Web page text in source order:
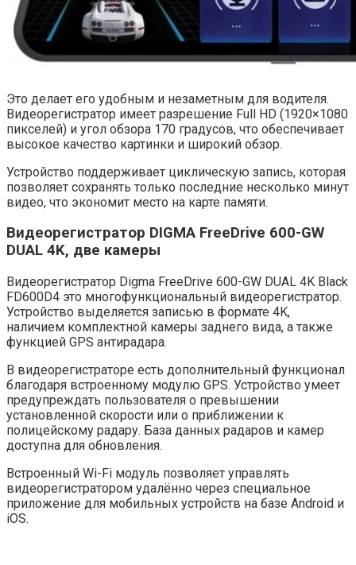
Это делает его удобным и незаметным для водителя.
Видеорегистратор имеет разрешение Full HD (1920×1080
пикселей) и угол обзора 170 градусов, что обеспечивает
высокое качество картинки и широкий обзор.
Устройство поддерживает циклическую запись, которая
позволяет сохранять только последние несколько минут
видео, что экономит место на карте памяти.
Видеорегистратор DIGMA FreeDrive 600-GW
DUAL 4K, две камеры
Видеорегистратор Digma FreeDrive 600-GW DUAL 4K Black
FD600D4 это многофункциональный видеорегистратор.
Устройство выделяется записью в формате 4K,
наличием комплектной камеры заднего вида, а также
функцией GPS антирадара.
В видеорегистраторе есть дополнительный функционал
благодаря встроенному модулю GPS. Устройство умеет
предупреждать пользователя о превышении
установленной скорости или о приближении к
полицейскому радару. База данных радаров и камер
доступна для обновления.
Встроенный Wi-Fi модуль позволяет управлять
видеорегистратором удалённо через специальное
приложение для мобильных устройств на базе Android и
iOS.